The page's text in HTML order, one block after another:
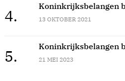
4.
Koninkrijksbelangen
13 OKTOBER 2021
5.
Koninkrijksbelangen
21 MEI 2023